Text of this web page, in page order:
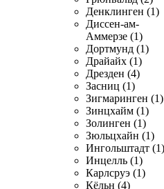
Денклинген (1)
Диссен-ам-
Аммерзе (1)
Дортмунд (1)
Драйайх (1)
Дрезден (4)
Засниц (1)
Зигмаринген (1)
Зинцхайм (1)
Золинген (1)
Зюльцхайн (1)
Ингольштадт (1)
Инцелль (1)
Карлсруэ (1)
Кёльн (4)